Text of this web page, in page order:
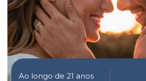
Ao longo de 21 anos